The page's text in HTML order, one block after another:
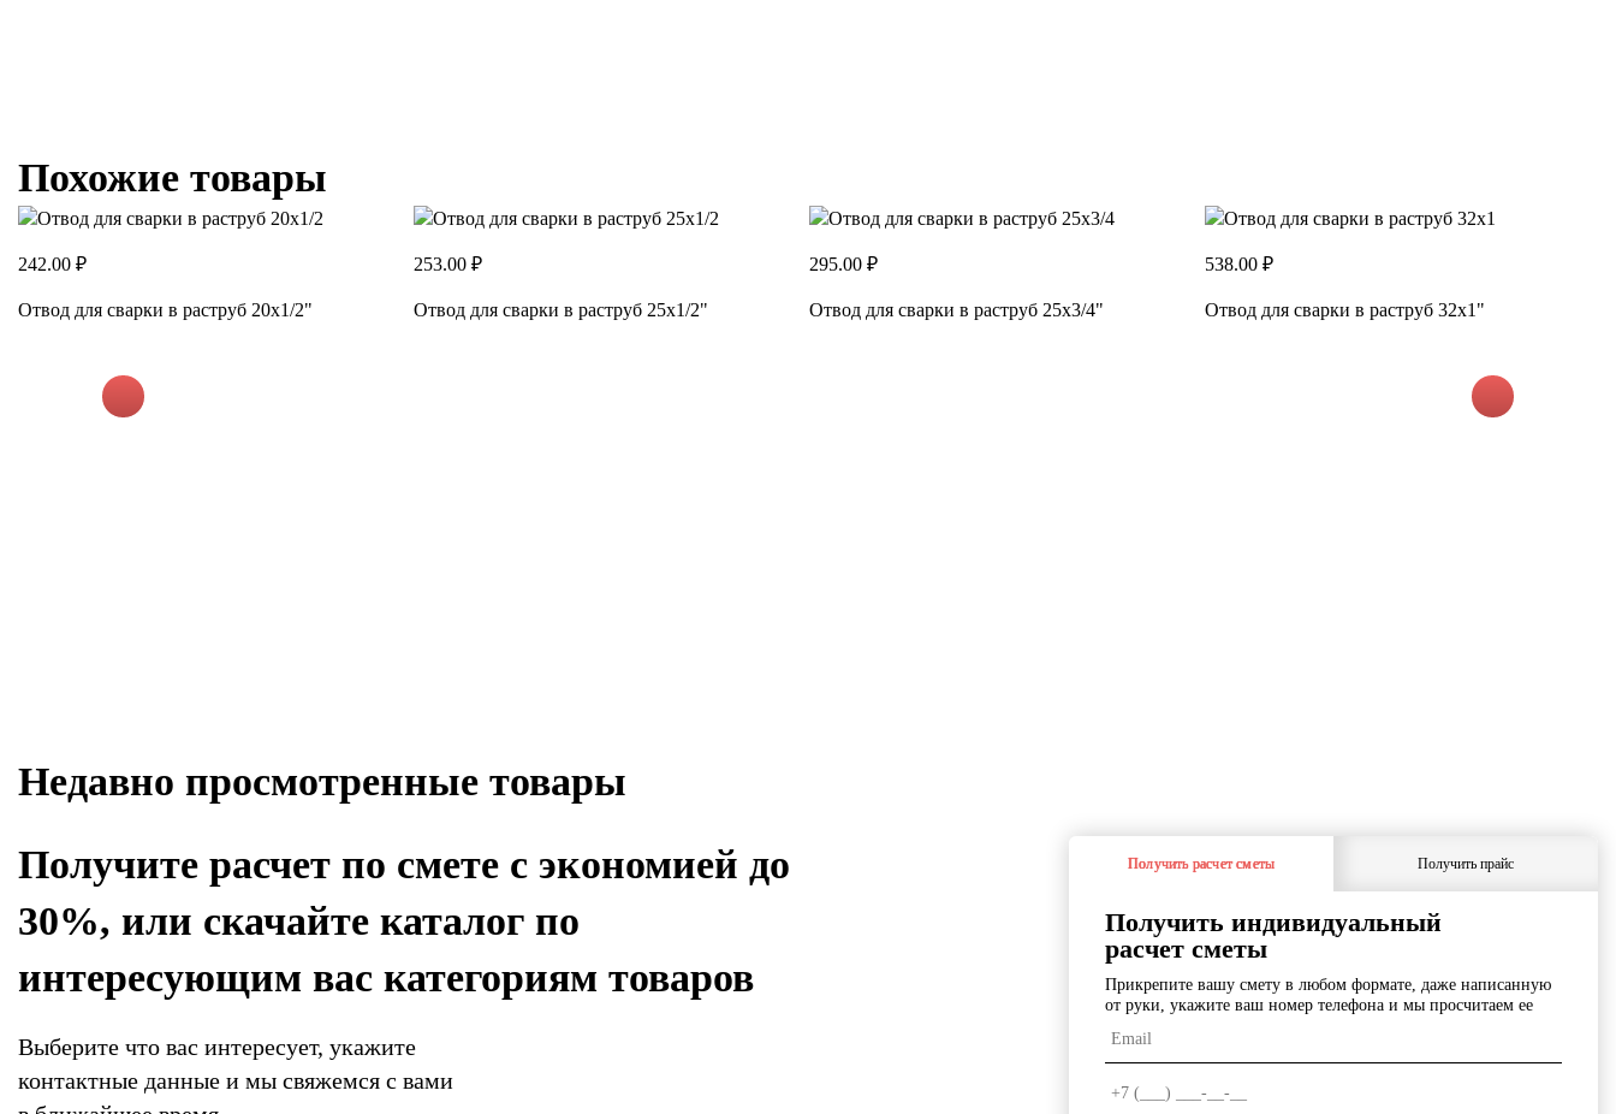
Похожие товары
242.00 ₽
Отвод для сварки в раструб 20х1/2"
253.00 ₽
Отвод для сварки в раструб 25х1/2"
295.00 ₽
Отвод для сварки в раструб 25х3/4"
538.00 ₽
Отвод для сварки в раструб 32х1"
Недавно просмотренные товары
Получите расчет по смете с экономией до
30%, или скачайте каталог по
интересующим вас категориям товаров
Выберите что вас интересует, укажите
контактные данные и мы свяжемся с вами
Получить расчет сметы Получить прайс
Получить индивидуальный
расчет сметы
Прикрепите вашу смету в любом формате, даже написанную
от руки, укажите ваш номер телефона и мы просчитаем ее